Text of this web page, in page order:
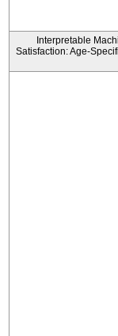
Interpretable
Satisfaction: Age-